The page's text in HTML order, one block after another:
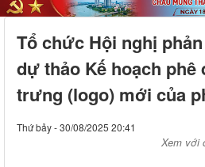
Tổ chức Hội nghị
dự thảo Kế hoạch phê
trưng (logo) mới của
Thứ bảy - 30/08/2025 20:41
Xem với